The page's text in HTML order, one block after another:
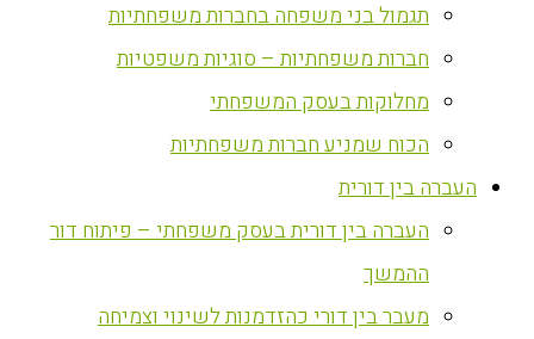
תגמול בני משפחה בחברות משפחתיות
חברות משפחתיות – סוגיות משפטיות
מחלוקות בעסק המשפחתי
הכוח שמניע חברות משפחתיות
העברה בין דורית
העברה בין דורית בעסק משפחתי – פיתוח דור
ההמשך
מעבר בין דורי כהזדמנות לשינוי וצמיחה